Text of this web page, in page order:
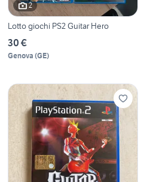
2
Lotto giochi PS2 Guitar Hero
30 €
Genova (GE)